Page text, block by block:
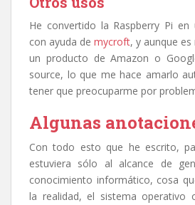
He convertido la Raspberry Pi
con ayuda de mycroft, y aunque
un producto de Amazon o
source, lo que me hace amarlo
tener que preocuparme por
Algunas
Con todo esto que he escrito,
estuviera sólo al alcance de
conocimiento informático, cosa
la realidad, el sistema operativo